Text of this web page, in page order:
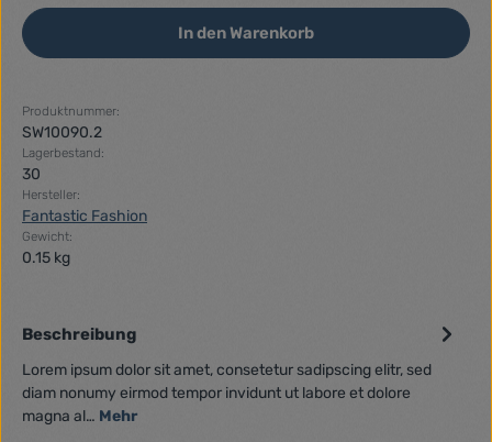
In den Warenkorb
Produktnummer:
SW10090.2
Lagerbestand:
30
Hersteller:
Fantastic Fashion
Gewicht:
0.15 kg
Beschreibung
Lorem ipsum dolor sit amet, consetetur sadipscing elitr, sed
diam nonumy eirmod tempor invidunt ut labore et dolore
magna al… Mehr